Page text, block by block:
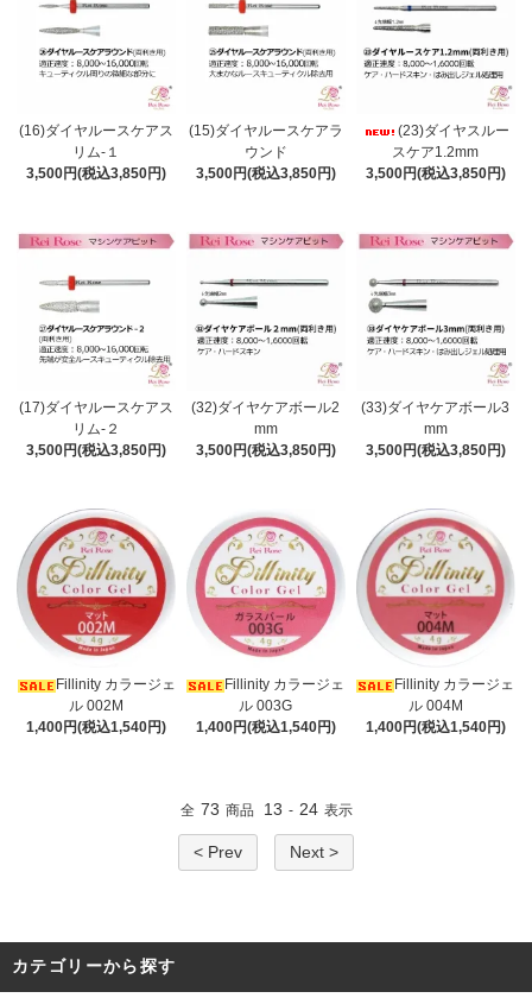
(16)ダイヤルースケアス
リム-１
3,500円(税込3,850円)
(15)ダイヤルースケアラ
ウンド
3,500円(税込3,850円)
(23)ダイヤスルー
スケア1.2mm
3,500円(税込3,850円)
(17)ダイヤルースケアス
リム-２
3,500円(税込3,850円)
(32)ダイヤケアボール2
mm
3,500円(税込3,850円)
(33)ダイヤケアボール3
mm
3,500円(税込3,850円)
Fillinity カラージェ
ル 002M
1,400円(税込1,540円)
Fillinity カラージェ
ル 003G
1,400円(税込1,540円)
Fillinity カラージェ
ル 004M
1,400円(税込1,540円)
全 73 商品 13 - 24 表示
< Prev Next >
カテゴリーから探す